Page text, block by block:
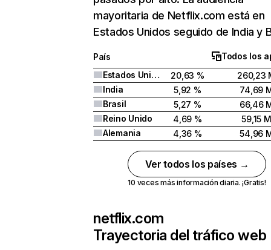
mayoritaria de Netflix.com está en
Estados Unidos seguido de India y
País
Todos los
Estados Unidos
20,63 %
260,23
India
5,92 %
74,69
Brasil
5,27 %
66,46
Reino Unido
4,69 %
59,15 M
Alemania
4,36 % 54,96
Ver todos los países →
10 veces más información diaria. ¡Gratis!
netflix.com
Trayectoria del tráfico web